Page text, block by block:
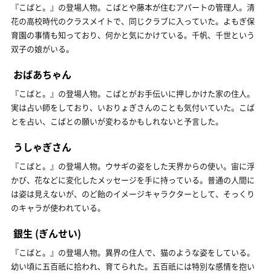
『こばと。』の登場人物。こばとや藤本が住むアパートの管理人。清
花の高校時代のクラスメイトで、同じクラブに入っていた。よもぎ保
育園の事情も知っており、何かと気にかけている。千帆、千世という
双子の娘がいる。
おばあちゃん
『こばと。』の登場人物。こばとがお手伝いに押しかけた家の住人。
実は占い師をしており、いおりょぎさんのことも気付いていた。こば
とを占い、こばとの願いが変わるかもしれないと予言した。
うしゃぎさん
『こばと。』の登場人物。ウサギの姿をした天界からの使い。宙に浮
かび、花などに変化したメッセージを手に持っている。普通の人間に
は姿は見えないが、のど飴のイメージキャラクターとして、そっくり
のキャラが使われている。
銀生 (ぎんせい)
『こばと。』の登場人物。異界の住人で、猫のような姿をしている。
幼い頃に五百祇に拾われ、育てられた。五百祇には特別な感情を抱い